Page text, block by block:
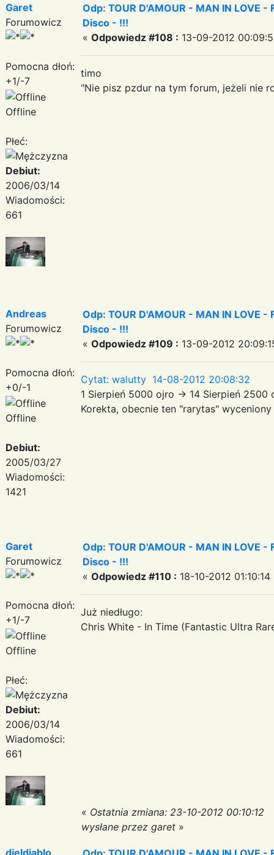
Garet
Forumowicz
Pomocna dłoń:
+1/-7
Offline
Płeć:
Debiut:
2006/03/14
Wiadomości:
661
Odp: TOUR D'AMOUR - MAN IN LOVE
Disco - !!!
« Odpowiedz #108 : 13-09-2012
timo
"Nie pisz pzdur na tym forum, jeżeli nie
Andreas
Forumowicz
Pomocna dłoń:
+0/-1
Offline
Debiut:
2005/03/27
Wiadomości:
1421
Odp: TOUR D'AMOUR - MAN IN LOVE
Disco - !!!
« Odpowiedz #109 : 13-09-2012
Cytat: walutty 14-08-2012 20:08:32
1 Sierpień 5000 ojro -> 14 Sierpień
Korekta, obecnie ten "rarytas"
Garet
Forumowicz
Pomocna dłoń:
+1/-7
Offline
Płeć:
Debiut:
2006/03/14
Wiadomości:
661
Odp: TOUR D'AMOUR - MAN IN LOVE
Disco - !!!
« Odpowiedz #110 : 18-10-2012 01:10:14
Już niedługo:
Chris White - In Time (Fantastic Ultra
« Ostatnia zmiana: 23-10-2012 00:10:12
wysłane przez garet »
djeldiablo